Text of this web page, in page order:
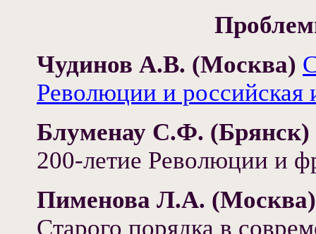
Чудинов А.В. (Москва)
Революции и российская
Блуменау С.Ф. (Брянск)
200-летие Революции и
Пименова Л.А. (Москва)
Старого порядка в